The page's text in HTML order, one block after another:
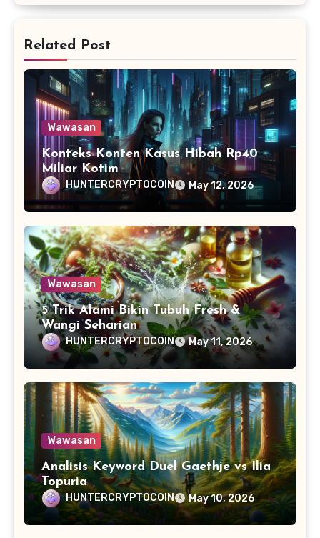
Related Post
Wawasan
Konteks Konten Kasus Hibah Rp40
Miliar Kotim
HUNTERCRYPTOCOIN May 12, 2026
Wawasan
5 Trik Alami Bikin Tubuh Fresh &
Wangi Seharian
HUNTERCRYPTOCOIN May 11, 2026
Wawasan
Analisis Keyword Duel Gaethje vs Ilia
Topuria
HUNTERCRYPTOCOIN May 10, 2026